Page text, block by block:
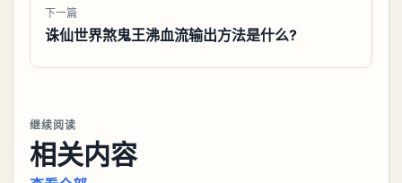
下一篇
诛仙世界煞鬼王沸血流输出方法是什么?
继续阅读
相关内容